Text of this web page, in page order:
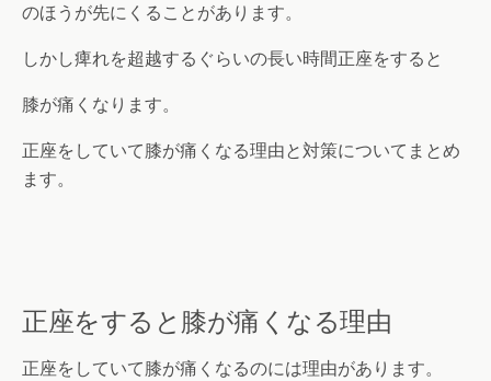
のほうが先にくることがあります。
しかし痺れを超越するぐらいの長い時間正座をすると
膝が痛くなります。
正座をしていて膝が痛くなる理由と対策についてまとめ
ます。
正座をすると膝が痛くなる理由
正座をしていて膝が痛くなるのには理由があります。